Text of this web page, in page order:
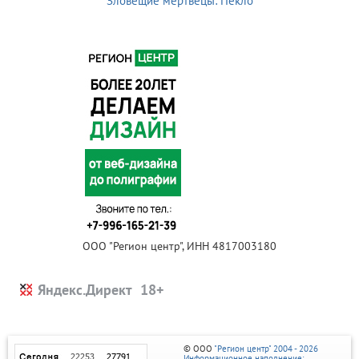
ООО "Регион центр", ИНН 4817003180
Яндекс.Директ
© ООО "Регион центр" 2004 - 2026